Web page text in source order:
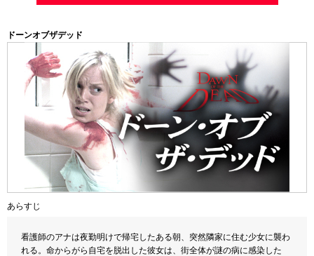
ドーンオブザデッド
あらすじ
看護師のアナは夜勤明けで帰宅したある朝、突然隣家に住む少女に襲わ
れる。命からがら自宅を脱出した彼女は、街全体が謎の病に感染した